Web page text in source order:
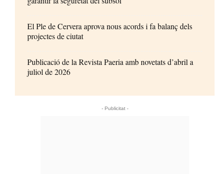
El Ple de Cervera aprova nous acords i fa balanç dels
projectes de ciutat
Publicació de la Revista Paeria amb novetats d’abril a
juliol de 2026
- Publicitat -